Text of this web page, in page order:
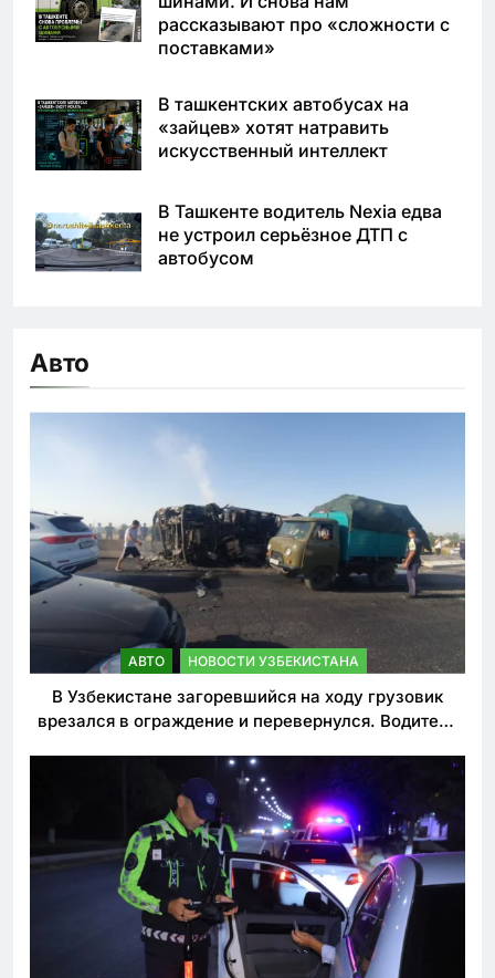
рассказывают про «сложности с
поставками»
В ташкентских автобусах на
«зайцев» хотят натравить
искусственный интеллект
В Ташкенте водитель Nexia едва
не устроил серьёзное ДТП с
автобусом
Авто
АВТО НОВОСТИ УЗБЕКИСТАНА
В Узбекистане загоревшийся на ходу грузовик
врезался в ограждение и перевернулся. Водитель